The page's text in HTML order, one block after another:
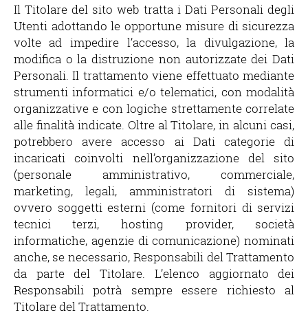
Il Titolare del sito web tratta i Dati Personali degli
Utenti adottando le opportune misure di sicurezza
volte ad impedire l’accesso, la divulgazione, la
modifica o la distruzione non autorizzate dei Dati
Personali. Il trattamento viene effettuato mediante
strumenti informatici e/o telematici, con modalità
organizzative e con logiche strettamente correlate
alle finalità indicate. Oltre al Titolare, in alcuni casi,
potrebbero avere accesso ai Dati categorie di
incaricati coinvolti nell’organizzazione del sito
(personale amministrativo, commerciale,
marketing, legali, amministratori di sistema)
ovvero soggetti esterni (come fornitori di servizi
tecnici terzi, hosting provider, società
informatiche, agenzie di comunicazione) nominati
anche, se necessario, Responsabili del Trattamento
da parte del Titolare. L’elenco aggiornato dei
Responsabili potrà sempre essere richiesto al
Titolare del Trattamento.